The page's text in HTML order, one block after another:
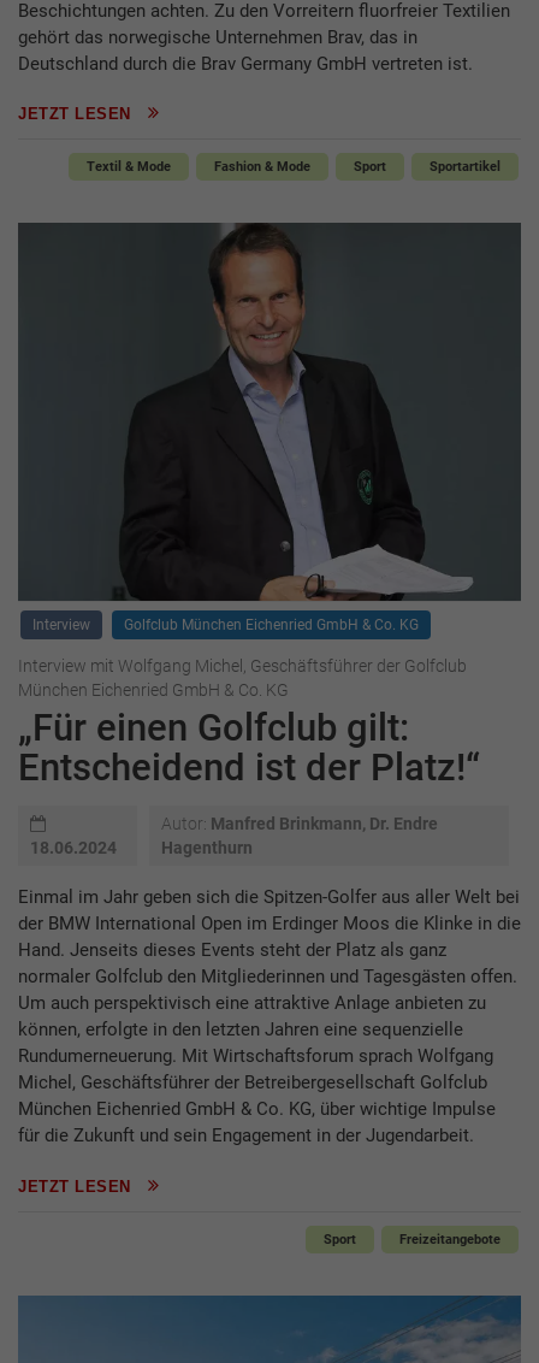
Beschichtungen achten. Zu den Vorreitern fluorfreier Textilien
gehört das norwegische Unternehmen Brav, das in
Deutschland durch die Brav Germany GmbH vertreten ist.
JETZT LESEN
Textil & Mode Fashion & Mode Sport Sportartikel
Interview Golfclub München Eichenried GmbH & Co. KG
Interview mit Wolfgang Michel, Geschäftsführer der Golfclub
München Eichenried GmbH & Co. KG
„Für einen Golfclub gilt:
Entscheidend ist der Platz!“
18.06.2024
Autor: Manfred Brinkmann, Dr. Endre
Hagenthurn
Einmal im Jahr geben sich die Spitzen-Golfer aus aller Welt bei
der BMW International Open im Erdinger Moos die Klinke in die
Hand. Jenseits dieses Events steht der Platz als ganz
normaler Golfclub den Mitgliederinnen und Tagesgästen offen.
Um auch perspektivisch eine attraktive Anlage anbieten zu
können, erfolgte in den letzten Jahren eine sequenzielle
Rundumerneuerung. Mit Wirtschaftsforum sprach Wolfgang
Michel, Geschäftsführer der Betreibergesellschaft Golfclub
München Eichenried GmbH & Co. KG, über wichtige Impulse
für die Zukunft und sein Engagement in der Jugendarbeit.
JETZT LESEN
Sport Freizeitangebote